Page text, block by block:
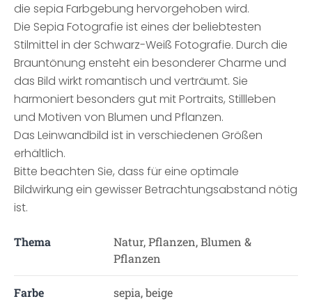
die sepia Farbgebung hervorgehoben wird.
Die Sepia Fotografie ist eines der beliebtesten
Stilmittel in der Schwarz-Weiß Fotografie. Durch die
Brauntönung ensteht ein besonderer Charme und
das Bild wirkt romantisch und verträumt. Sie
harmoniert besonders gut mit Portraits, Stillleben
und Motiven von Blumen und Pflanzen.
Das Leinwandbild ist in verschiedenen Größen
erhältlich.
Bitte beachten Sie, dass für eine optimale
Bildwirkung ein gewisser Betrachtungsabstand nötig
ist.
Thema
Natur, Pflanzen, Blumen &
Pflanzen
Farbe sepia, beige